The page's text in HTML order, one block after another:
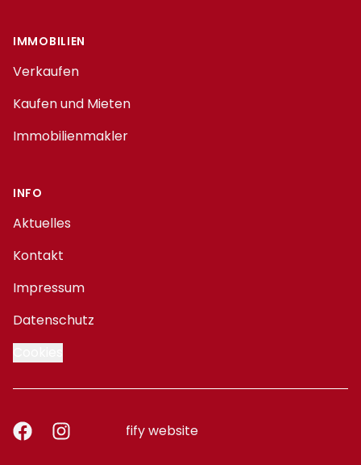
IMMOBILIEN
Verkaufen
Kaufen und Mieten
Immobilienmakler
INFO
Aktuelles
Kontakt
Impressum
Datenschutz
FacebookInstagram fify website